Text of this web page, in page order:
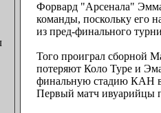
Форвард "Арсенала"
команды, поскольку его
из пред-финального
Того проиграл сборной
потеряют Коло Туре и
финальную стадию КАН
Первый матч ивуарийцы